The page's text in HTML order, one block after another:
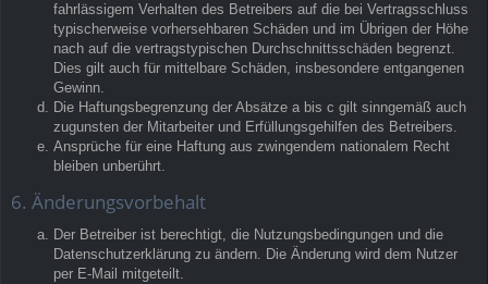
fahrlässigem Verhalten des Betreibers auf die bei Vertragsschluss
typischerweise vorhersehbaren Schäden und im Übrigen der Höhe
nach auf die vertragstypischen Durchschnittsschäden begrenzt.
Dies gilt auch für mittelbare Schäden, insbesondere entgangenen
Gewinn.
Die Haftungsbegrenzung der Absätze a bis c gilt sinngemäß auch
zugunsten der Mitarbeiter und Erfüllungsgehilfen des Betreibers.
Ansprüche für eine Haftung aus zwingendem nationalem Recht
bleiben unberührt.
6. Änderungsvorbehalt
Der Betreiber ist berechtigt, die Nutzungsbedingungen und die
Datenschutzerklärung zu ändern. Die Änderung wird dem Nutzer
per E-Mail mitgeteilt.